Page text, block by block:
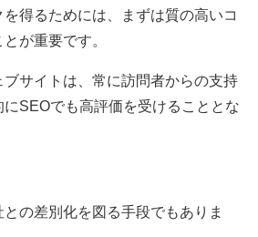
得るためには、まずは質の高いコ
が重要です。
ブサイトは、常に訪問者からの支持
SEOでも高評価を受けることとな
の差別化を図る手段でもありま